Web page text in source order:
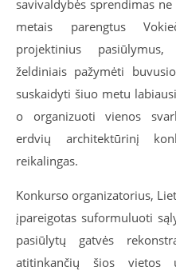
savivaldybės sprendimas
metais parengtus
projektinius
želdiniais pažymėti
suskaidyti šiuo metu
o organizuoti vienos
erdvių architektūrinį
reikalingas.
Konkurso organizatorius,
įpareigotas suformuluoti
pasiūlytų gatvės
atitinkančių šios vietos